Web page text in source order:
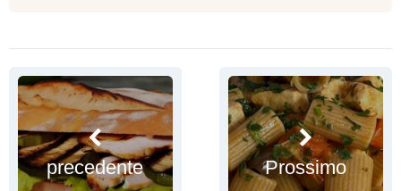
precedente Prossimo